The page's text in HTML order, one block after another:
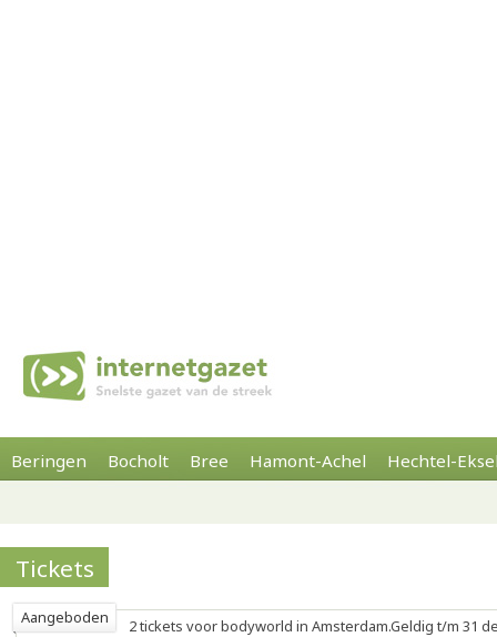
Beringen Bocholt Bree Hamont-Achel Hechtel-
Tickets
Aangeboden 2 tickets voor bodyworld in Amsterdam.Geldig t/m 31